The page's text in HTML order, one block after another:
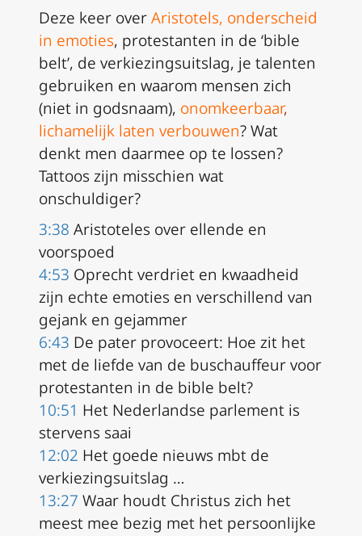
Deze keer overAristotels, onderscheid
in emoties, protestanten in de ‘bible
belt’, de verkiezingsuitslag, je talenten
gebruiken en waarom mensen zich
(niet in godsnaam), onomkeerbaar,
lichamelijk laten verbouwen? Wat
denkt men daarmee op te lossen?
Tattoos zijn misschien wat
onschuldiger?
3:38 Aristoteles over ellende en
voorspoed
4:53 Oprecht verdriet en kwaadheid
zijn echte emoties en verschillend van
gejank en gejammer
6:43 De pater provoceert: Hoe zit het
met de liefde van de buschauffeur voor
protestanten in de bible belt?
10:51 Het Nederlandse parlement is
stervens saai
12:02 Het goede nieuws mbt de
verkiezingsuitslag …
13:27 Waar houdt Christus zich het
meest mee bezig met het persoonlijke